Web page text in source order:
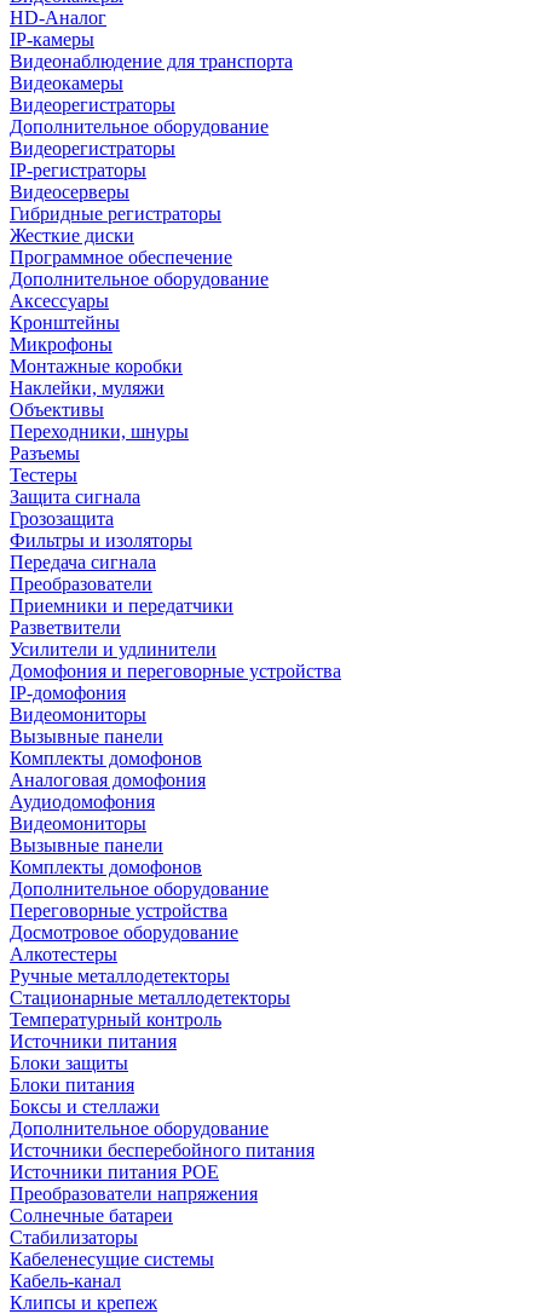
HD-Аналог
IP-камеры
Видеонаблюдение для транспорта
Видеокамеры
Видеорегистраторы
Дополнительное оборудование
Видеорегистраторы
IP-регистраторы
Видеосерверы
Гибридные регистраторы
Жесткие диски
Программное обеспечение
Дополнительное оборудование
Аксессуары
Кронштейны
Микрофоны
Монтажные коробки
Наклейки, муляжи
Объективы
Переходники, шнуры
Разъемы
Тестеры
Защита сигнала
Грозозащита
Фильтры и изоляторы
Передача сигнала
Преобразователи
Приемники и передатчики
Разветвители
Усилители и удлинители
Домофония и переговорные устройства
IP-домофония
Видеомониторы
Вызывные панели
Комплекты домофонов
Аналоговая домофония
Аудиодомофония
Видеомониторы
Вызывные панели
Комплекты домофонов
Дополнительное оборудование
Переговорные устройства
Досмотровое оборудование
Алкотестеры
Ручные металлодетекторы
Стационарные металлодетекторы
Температурный контроль
Источники питания
Блоки защиты
Блоки питания
Боксы и стеллажи
Дополнительное оборудование
Источники бесперебойного питания
Источники питания POE
Преобразователи напряжения
Солнечные батареи
Стабилизаторы
Кабеленесущие системы
Кабель-канал
Клипсы и крепеж